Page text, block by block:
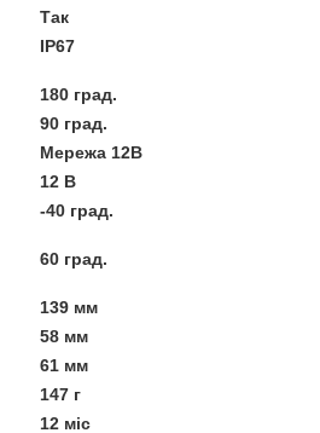
Так
IP67
180 град.
90 град.
Мережа 12В
12 В
-40 град.
60 град.
139 мм
58 мм
61 мм
147 г
12 міс